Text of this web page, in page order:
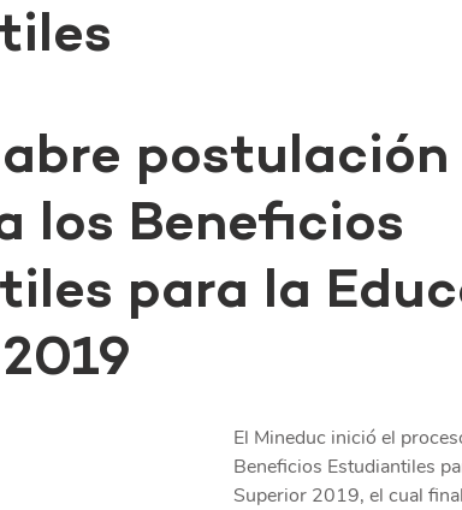
postulación
los Beneficios
para la
El Mineduc inició el
Beneficios Estudiantiles
Superior 2019, el cual